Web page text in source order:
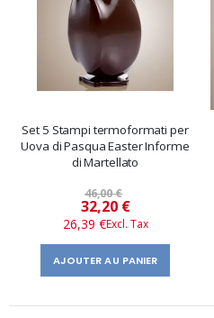
Set 5 Stampi termoformati per
Uova di Pasqua Easter Informe
di Martellato
46,00 €
Prix
​​
spécial
32,20 €
26,39 €
AJOUTER AU PANIER